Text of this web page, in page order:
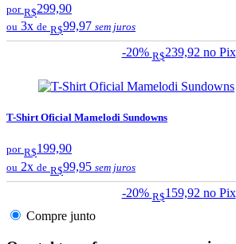
por R$299,90
ou 3x de R$99,97 sem juros
-20% R$239,92 no Pix
T-Shirt Oficial Mamelodi Sundowns
por R$199,90
ou 2x de R$99,95 sem juros
-20% R$159,92 no Pix
Compre junto